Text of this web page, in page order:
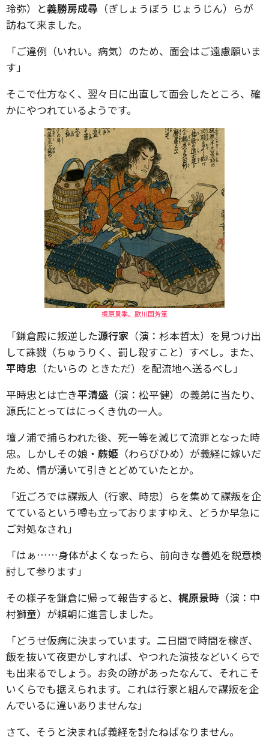
玲弥）と義勝房成尋 （ぎしょうぼう じょうじん）らが
訪ねて来ました。
「ご違例（いれい。病気）のため、面会はご遠慮願いま
す」
そこで仕方なく、翌々日に出直して面会したところ、確
かにやつれているようです。
梶原景季。歌川国芳筆
「鎌倉殿に叛逆した源行家 （演：杉本哲太）を見つけ出
して誅戮（ちゅうりく、罰し殺すこと）すべし。また、
平時忠 （たいらの ときただ）を配流地へ送るべし」
平時忠とは亡き平清盛 （演：松平健）の義弟に当たり、
源氏にとってはにっくき仇の一人。
壇ノ浦で捕らわれた後、死一等を減じて流罪となった時
忠。しかしその娘・ 蕨姫 （わらびひめ）が義経に嫁いだ
ため、情が湧いて引きとどめていたとか。
「近ごろでは謀叛人（行家、時忠）らを集めて謀叛を企
てているという噂も立っておりますゆえ、どうか早急に
ご対処なされ」
「はぁ……身体がよくなったら、前向きな善処を鋭意検
討して参ります」
その様子を鎌倉に帰って報告すると、 梶原景時 （演：中
村獅童）が頼朝に進言しました。
「どうせ仮病に決まっています。二日間で時間を稼ぎ、
飯を抜いて夜更かしすれば、やつれた演技などいくらで
も出来るでしょう。お灸の跡があったなんて、それこそ
いくらでも据えられます。これは行家と組んで謀叛を企
んでいるに違いありませんな」
さて、そうと決まれば義経を討たねばなりません。